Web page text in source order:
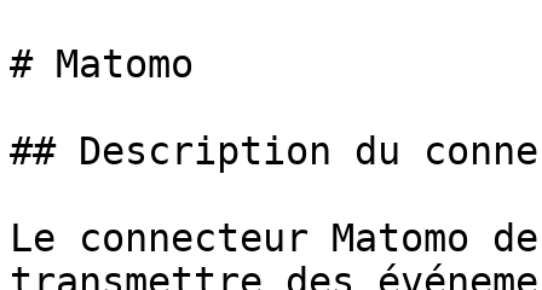
# Matomo
## Description du
Le connecteur Matomo